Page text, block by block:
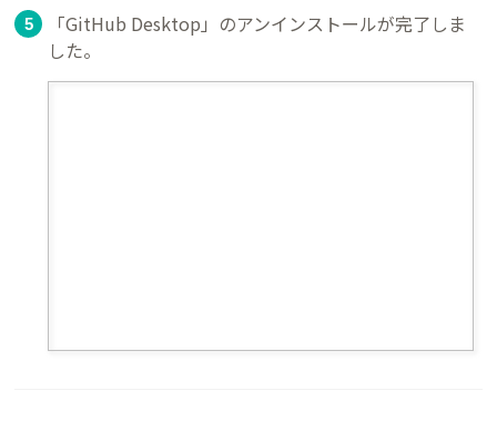
「GitHub Desktop」のアンインストールが完了しま
した。